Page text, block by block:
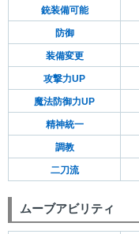
銃装備可能
防御
装備変更
攻撃力UP
魔法防御力UP
精神統一
調教
二刀流
ムーブアビリティ